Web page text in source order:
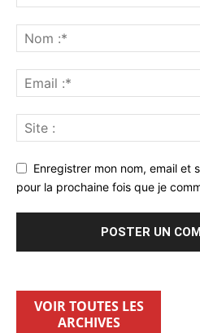
Enregistrer mon nom, email et
pour la prochaine fois que je
VOIR TOUTES LES
ARCHIVES